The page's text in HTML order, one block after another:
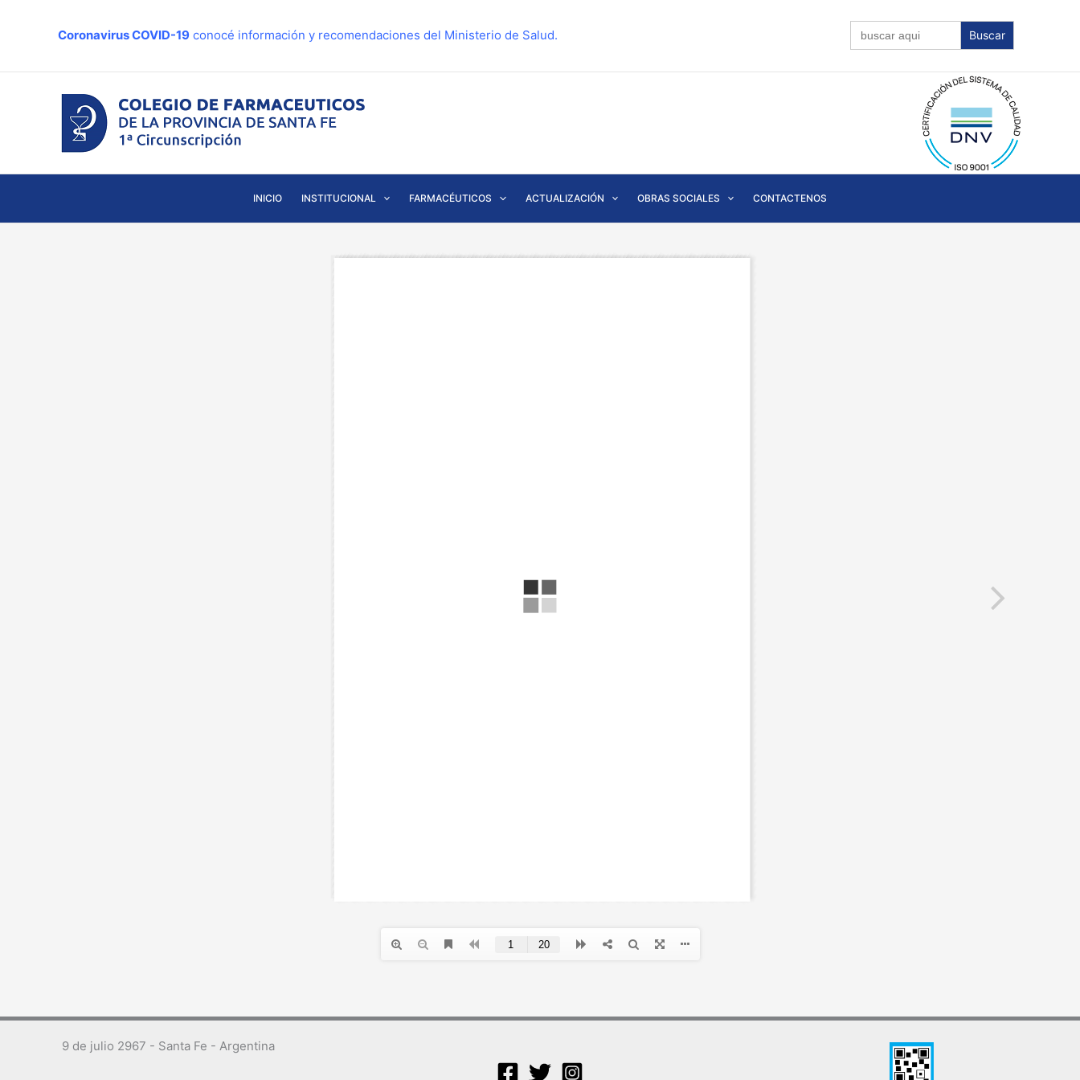
Coronavirus COVID-19 conocé información y recomendaciones del Ministerio de Salud.
Buscar:
INICIO INSTITUCIONAL FARMACÉUTICOS ACTUALIZACIÓN OBRAS SOCIALES CONTACTENOS
9 de julio 2967 - Santa Fe - Argentina